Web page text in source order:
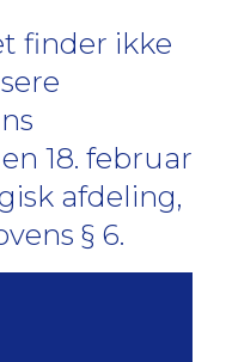
finder ikke
18. februar
afdeling,
§ 6.